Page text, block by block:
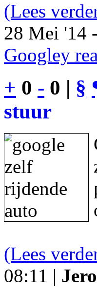
(Lees
28 Mei '14
Googley
+ 0 - 0 | §
stuur
(Lees
08:11 |